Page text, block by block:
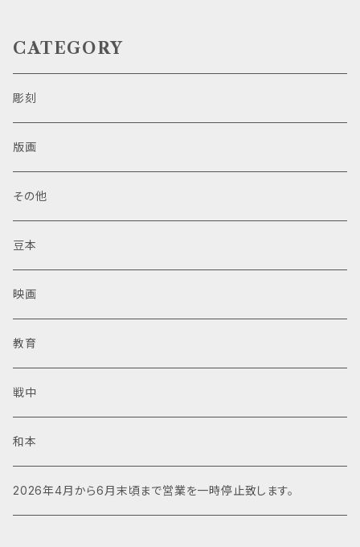
CATEGORY
彫刻
版画
その他
豆本
映画
教育
戦中
和本
2026年4月から6月末頃まで営業を一時停止致します。